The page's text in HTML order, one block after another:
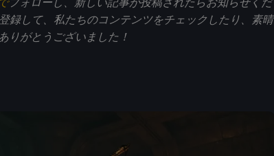
登録して、私たちのコンテンツをチェックしたり、素晴
りがとうございました！